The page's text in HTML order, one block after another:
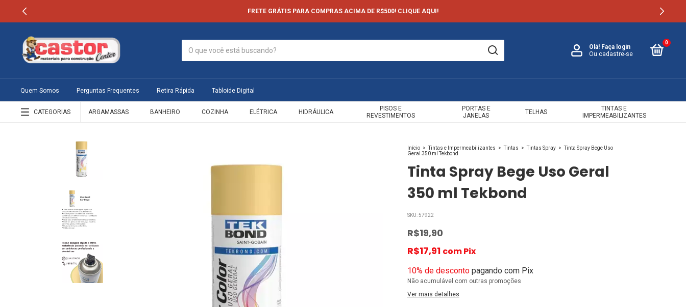
FRETE GRÁTIS PARA COMPRAS ACIMA DE R$500! CLIQUE AQUI!
Olá! Faça login
Ou cadastre-se
0
Quem Somos Perguntas Frequentes Retira Rápida Tabloide Digital
CATEGORIAS ARGAMASSAS BANHEIRO COZINHA ELÉTRICA HIDRÁULICA
PISOS E
REVESTIMENTOS
PORTAS E
JANELAS
TELHAS
TINTAS E
IMPERMEABILIZANTES
Início > Tintas e Impermeabilizantes > Tintas > Tintas Spray > Tinta Spray Bege Uso
Geral 350 ml Tekbond
Tinta Spray Bege Uso Geral
350 ml Tekbond
SKU:57922
R$19,90
R$17,91 comPix
10% de desconto pagando com Pix
Não acumulável com outras promoções
Ver mais detalhes